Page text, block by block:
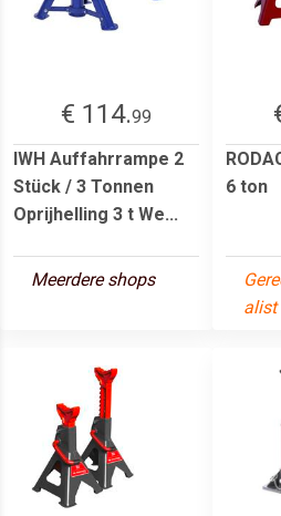
€ 114.99
IWH Auffahrrampe 2
Stück / 3 Tonnen
Oprijhelling 3 t We...
Meerdere shops
6 ton
alist